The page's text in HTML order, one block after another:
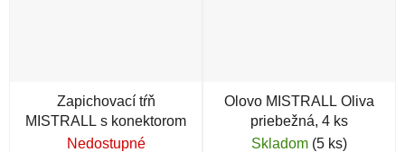
Zapichovací tŕň
MISTRALL s konektorom
Nedostupné
Olovo MISTRALL Oliva
priebežná, 4 ks
Skladom (5 ks)